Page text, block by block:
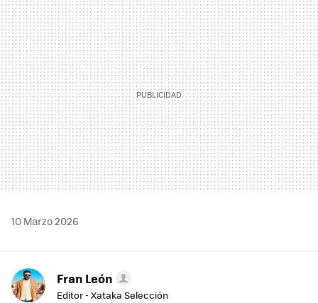
MAIL
10 Marzo 2026
Fran León
Editor - Xataka Selección